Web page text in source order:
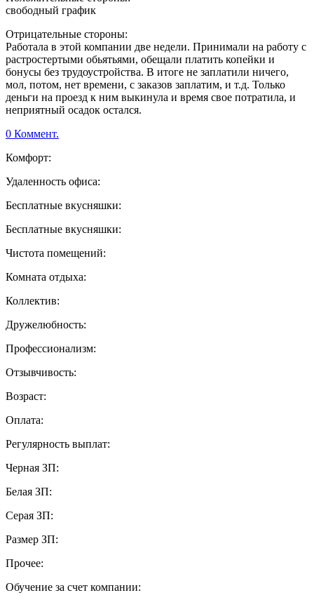
свободный график
Отрицательные стороны:
Работала в этой компании две недели. Принимали на работу с
растростертыми обьятьями, обещали платить копейки и
бонусы без трудоустройства. В итоге не заплатили ничего,
мол, потом, нет времени, с заказов заплатим, и т.д. Только
деньги на проезд к ним выкинула и время свое потратила, и
неприятный осадок остался.
0 Коммент.
Комфорт:
Удаленность офиса:
Бесплатные вкусняшки:
Бесплатные вкусняшки:
Чистота помещений:
Комната отдыха:
Коллектив:
Дружелюбность:
Профессионализм:
Отзывчивость:
Возраст:
Оплата:
Регулярность выплат:
Черная ЗП:
Белая ЗП:
Серая ЗП:
Размер ЗП:
Прочее:
Обучение за счет компании: